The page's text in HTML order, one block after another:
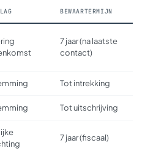
BEWAARTERMIJN
7 jaar (na laatste
contact)
Tot intrekking
Tot uitschrijving
7 jaar (fiscaal)